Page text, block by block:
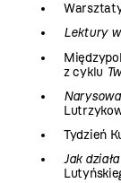
Lektury
z cyklu
Tydzień
Jak